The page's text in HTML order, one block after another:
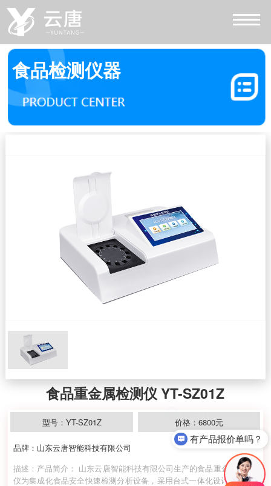
食品检测仪器
食品重金属检测仪 YT-SZ01Z
型号：YT-SZ01Z 价格：6800元
品牌：山东云唐智能科技有限公司
描述：产品简介： 山东云唐智能科技有限公司生产的食品重金属检测
仪为集成化食品安全快速检测分析设备，采用台式一体化设计，可对
有产品报价单吗？